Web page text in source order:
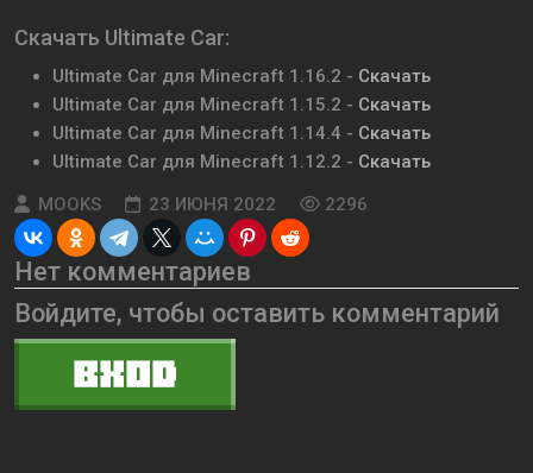
Скачать Ultimate Car:
Ultimate Car для Minecraft 1.16.2 - Скачать
Ultimate Car для Minecraft 1.15.2 - Скачать
Ultimate Car для Minecraft 1.14.4 - Скачать
Ultimate Car для Minecraft 1.12.2 - Скачать
MOOKS
23 ИЮНЯ 2022 2296
Нет комментариев
Войдите, чтобы оставить комментарий